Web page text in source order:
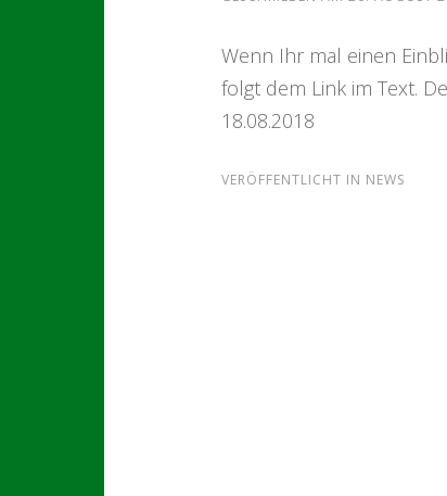
Wenn Ihr mal einen
folgt dem Link im Text.
18.08.2018
VERÖFFENTLICHT IN NEWS